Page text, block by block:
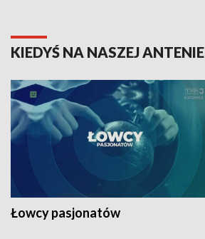
KIEDYŚ NA NASZEJ ANTENIE
Łowcy pasjonatów